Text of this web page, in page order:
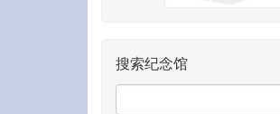
搜索纪念馆